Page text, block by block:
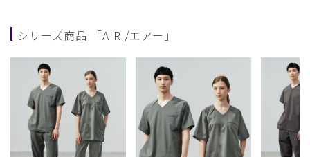
シリーズ商品 「AIR /エアー」